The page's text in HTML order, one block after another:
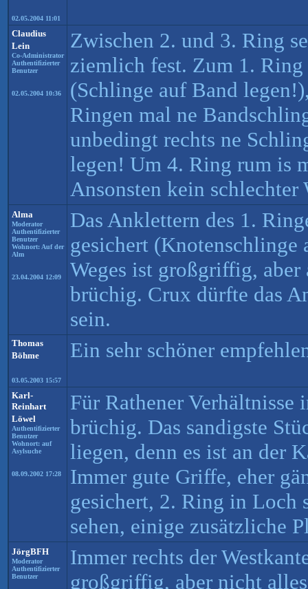
02.05.2004 11:01
Claudius
Lein
Co-Administrator
Authentifizierter
Benutzer
02.05.2004 10:36
Zwischen 2. und 3. Ring
ziemlich fest. Zum 1.
(Schlinge auf Band
Ringen mal ne
unbedingt rechts ne
legen! Um 4. Ring rum is
Ansonsten kein schlechter
Alma
Moderator
Authentifizierter
Benutzer
Wohnort: Auf der
Alm
23.04.2004 12:09
Das Anklettern des 1.
gesichert (Knotenschlinge
Weges ist großgriffig, aber
brüchig. Crux dürfte das
sein.
Thomas
Böhme
03.05.2003 15:57
Ein sehr schöner
Karl-
Reinhart
Löwel
Authentifizierter
Benutzer
Wohnort: auf
Asylsuche
08.09.2002 17:28
Für Rathener Verhältnisse
brüchig. Das sandigste
liegen, denn es ist an der
Immer gute Griffe, eher
gesichert, 2. Ring in Loch
sehen, einige zusätzliche
JörgBFH
Moderator
Authentifizierter
Benutzer
Immer rechts der
großgriffig, aber nicht